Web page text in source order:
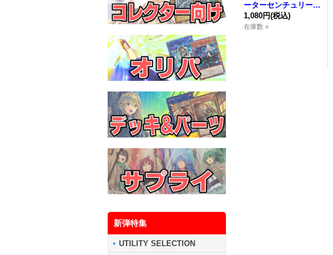
新弾特集
UTILITY SELECTION
ーターセンチュリーシ
ークレット】{アジア
QCCU-JP100}《融
1,080円(税込)
在庫数 ×